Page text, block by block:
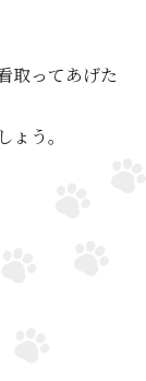
取ってあげた
う。